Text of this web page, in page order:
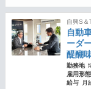
自興S＆
自動
ーダ
醍醐
勤務地
雇用形態
給与
月